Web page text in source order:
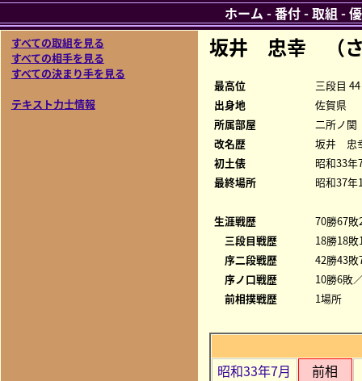
すべての取組を見る
すべての相手を見る
すべての決まり手を見る
テキスト力士情報
坂井 忠幸 （
最高位
三段目 44
出身地
佐賀県
所属部屋
二所ノ関
改名歴
坂井 忠
初土俵
昭和33年
最終場所
昭和37年
生涯戦歴
70勝67
三段目戦歴
18勝18
序二段戦歴
42勝43
序ノ口戦歴
10勝6敗
前相撲戦歴
1場所
昭和33年7月
前相
ホーム -番付-取組 -